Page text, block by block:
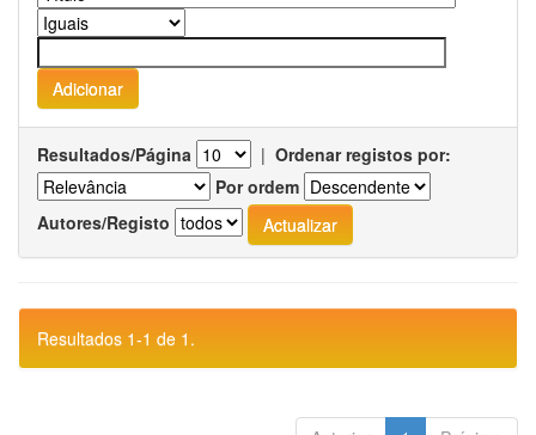
Resultados/Página | Ordenar registos por:
Por ordem
Autores/Registo
Resultados 1-1 de 1.